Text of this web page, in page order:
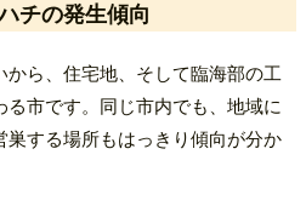
チの発生傾向
から、住宅地、そして臨海部の工
市です。同じ市内でも、地域に
巣する場所もはっきり傾向が分か